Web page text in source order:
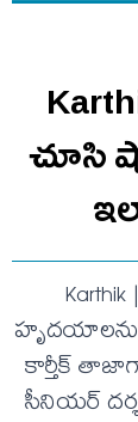
చూసి
హృదయాలను
కార్తీక్
సీనియర్